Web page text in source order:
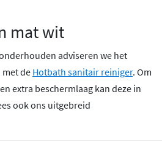
mat wit
adviseren we het
de Hotbath sanitair reiniger. Om
extra beschermlaag kan deze in
ook ons uitgebreid